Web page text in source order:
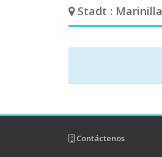
Stadt : Marinilla
Contáctenos